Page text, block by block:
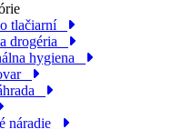
tlačiarní
drogéria
hygiena
náradie